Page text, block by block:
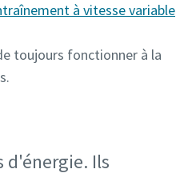
à vitesse variable
toujours fonctionner à la
d'énergie. Ils